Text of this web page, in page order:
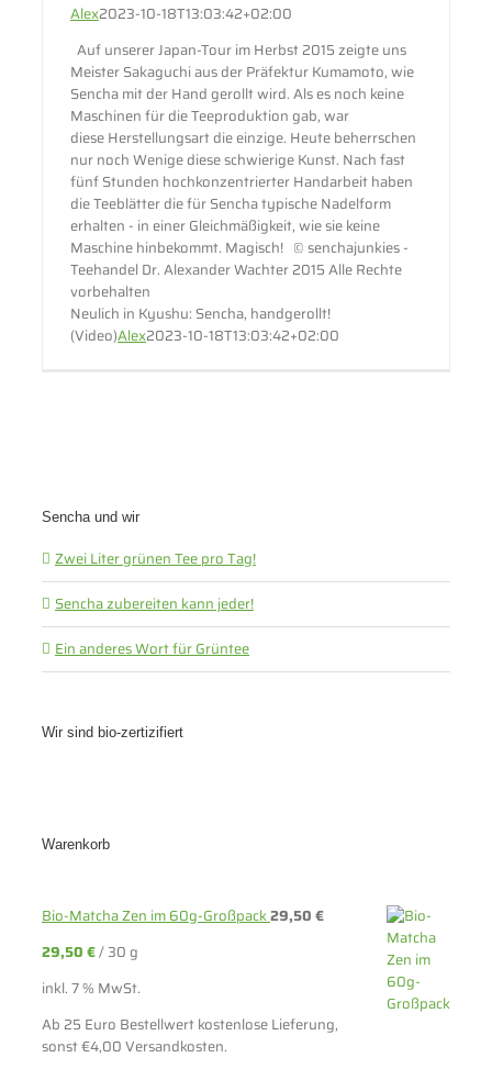
Alex2023-10-18T13:03:42+02:00
Auf unserer Japan-Tour im Herbst 2015 zeigte uns
Meister Sakaguchi aus der Präfektur Kumamoto, wie
Sencha mit der Hand gerollt wird. Als es noch keine
Maschinen für die Teeproduktion gab, war
diese Herstellungsart die einzige. Heute beherrschen
nur noch Wenige diese schwierige Kunst. Nach fast
fünf Stunden hochkonzentrierter Handarbeit haben
die Teeblätter die für Sencha typische Nadelform
erhalten - in einer Gleichmäßigkeit, wie sie keine
Maschine hinbekommt. Magisch! © senchajunkies -
Teehandel Dr. Alexander Wachter 2015 Alle Rechte
vorbehalten
Neulich in Kyushu: Sencha, handgerollt!
(Video)Alex2023-10-18T13:03:42+02:00
Sencha und wir
Zwei Liter grünen Tee pro Tag!
Sencha zubereiten kann jeder!
Ein anderes Wort für Grüntee
Wir sind bio-zertizifiert
Warenkorb
Bio-Matcha Zen im 60g-Großpack29,50€
29,50€/30 g
inkl. 7 % MwSt.
Ab 25 Euro Bestellwert kostenlose Lieferung,
sonst €4,00 Versandkosten.